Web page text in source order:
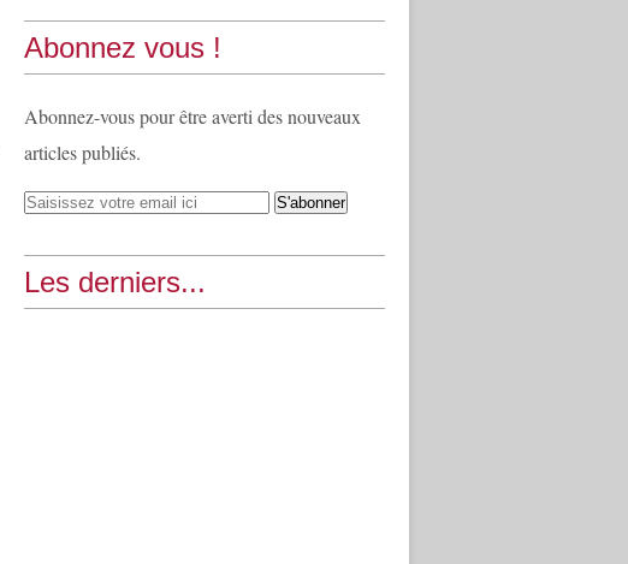
Abonnez vous !
Abonnez-vous pour être averti des nouveaux
articles publiés.
Les derniers...